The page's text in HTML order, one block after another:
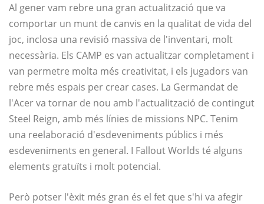
Al gener vam rebre una gran actualització que va
comportar un munt de canvis en la qualitat de vida del
joc, inclosa una revisió massiva de l'inventari, molt
necessària. Els CAMP es van actualitzar completament i
van permetre molta més creativitat, i els jugadors van
rebre més espais per crear cases. La Germandat de
l'Acer va tornar de nou amb l'actualització de contingut
Steel Reign, amb més línies de missions NPC. Tenim
una reelaboració d'esdeveniments públics i més
esdeveniments en general. I Fallout Worlds té alguns
elements gratuïts i molt potencial.
Però potser l'èxit més gran és el fet que s'hi va afegir